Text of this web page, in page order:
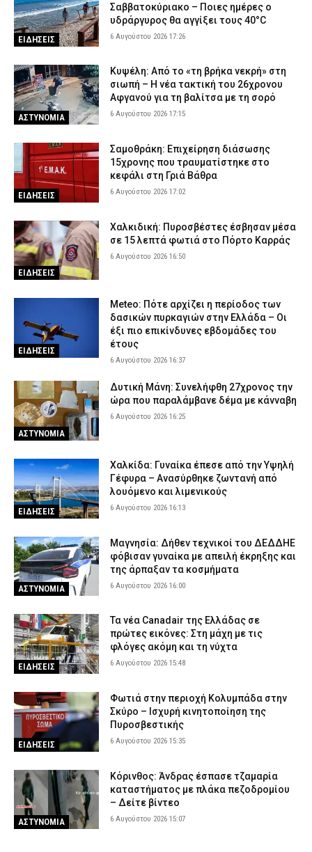
ΕΙΔΗΣΕΙΣ
Σαββατοκύριακο – Ποιες ημέρες ο
υδράργυρος θα αγγίξει τους 40°C
6 Αυγούστου 2026 17:26
ΑΣΤΥΝΟΜΙΑ
Κυψέλη: Από το «τη βρήκα νεκρή» στη
σιωπή – Η νέα τακτική του 26χρονου
Αφγανού για τη βαλίτσα με τη σορό
6 Αυγούστου 2026 17:15
ΕΙΔΗΣΕΙΣ
Σαμοθράκη: Επιχείρηση διάσωσης
15χρονης που τραυματίστηκε στο
κεφάλι στη Γριά Βάθρα
6 Αυγούστου 2026 17:02
ΕΙΔΗΣΕΙΣ
Χαλκιδική: Πυροσβέστες έσβησαν μέσα
σε 15 λεπτά φωτιά στο Πόρτο Καρράς
6 Αυγούστου 2026 16:50
ΕΙΔΗΣΕΙΣ
Meteo: Πότε αρχίζει η περίοδος των
δασικών πυρκαγιών στην Ελλάδα – Οι
έξι πιο επικίνδυνες εβδομάδες του
έτους
6 Αυγούστου 2026 16:37
ΑΣΤΥΝΟΜΙΑ
Δυτική Μάνη: Συνελήφθη 27χρονος την
ώρα που παραλάμβανε δέμα με κάνναβη
6 Αυγούστου 2026 16:25
ΕΙΔΗΣΕΙΣ
Χαλκίδα: Γυναίκα έπεσε από την Υψηλή
Γέφυρα – Ανασύρθηκε ζωντανή από
λουόμενο και λιμενικούς
6 Αυγούστου 2026 16:13
ΑΣΤΥΝΟΜΙΑ
Μαγνησία: Δήθεν τεχνικοί του ΔΕΔΔΗΕ
φόβισαν γυναίκα με απειλή έκρηξης και
της άρπαξαν τα κοσμήματα
6 Αυγούστου 2026 16:00
ΕΙΔΗΣΕΙΣ
Τα νέα Canadair της Ελλάδας σε
πρώτες εικόνες: Στη μάχη με τις
φλόγες ακόμη και τη νύχτα
6 Αυγούστου 2026 15:48
ΕΙΔΗΣΕΙΣ
Φωτιά στην περιοχή Κολυμπάδα στην
Σκύρο – Ισχυρή κινητοποίηση της
Πυροσβεστικής
6 Αυγούστου 2026 15:35
ΑΣΤΥΝΟΜΙΑ
Κόρινθος: Άνδρας έσπασε τζαμαρία
καταστήματος με πλάκα πεζοδρομίου
– Δείτε βίντεο
6 Αυγούστου 2026 15:07